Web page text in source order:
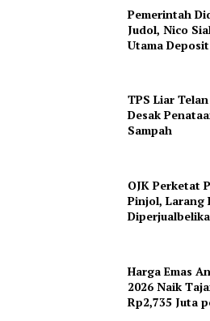
Pemerintah
Judol, Nico
Utama Deposit
TPS Liar
Desak
Sampah
OJK Perketat
Pinjol, Larang
Harga Emas
2026 Naik
Rp2,735 Juta